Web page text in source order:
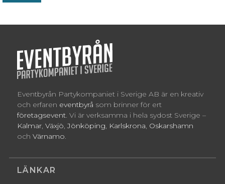
Eventbyrån Partykompaniet i Sverige AB är en kreativ
och erfaren eventbyrå som brinner för ert
företagsevent. Vi är verksamma i hela sydost Sverige –
Kalmar, Växjö,Jönköping, Karlskrona, Oskarshamn
och Värnamo.
LÄNKAR